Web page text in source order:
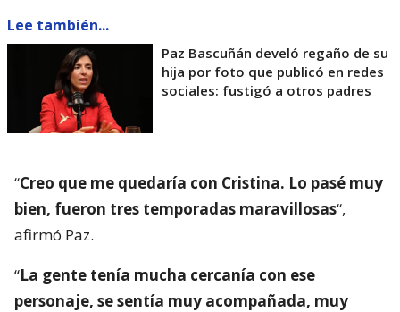
Lee también...
Paz Bascuñán develó regaño de su
hija por foto que publicó en redes
sociales: fustigó a otros padres
“Creo que me quedaría con Cristina. Lo pasé muy
bien, fueron tres temporadas maravillosas“,
afirmó Paz.
“La gente tenía mucha cercanía con ese
personaje, se sentía muy acompañada, muy